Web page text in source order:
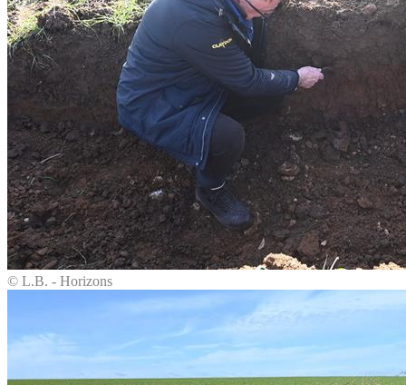
© L.B. - Horizons